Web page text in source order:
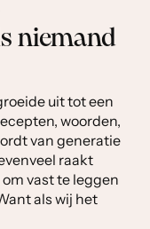
niemand
uit tot een
woorden,
van generatie
raakt
vast te leggen
als wij het